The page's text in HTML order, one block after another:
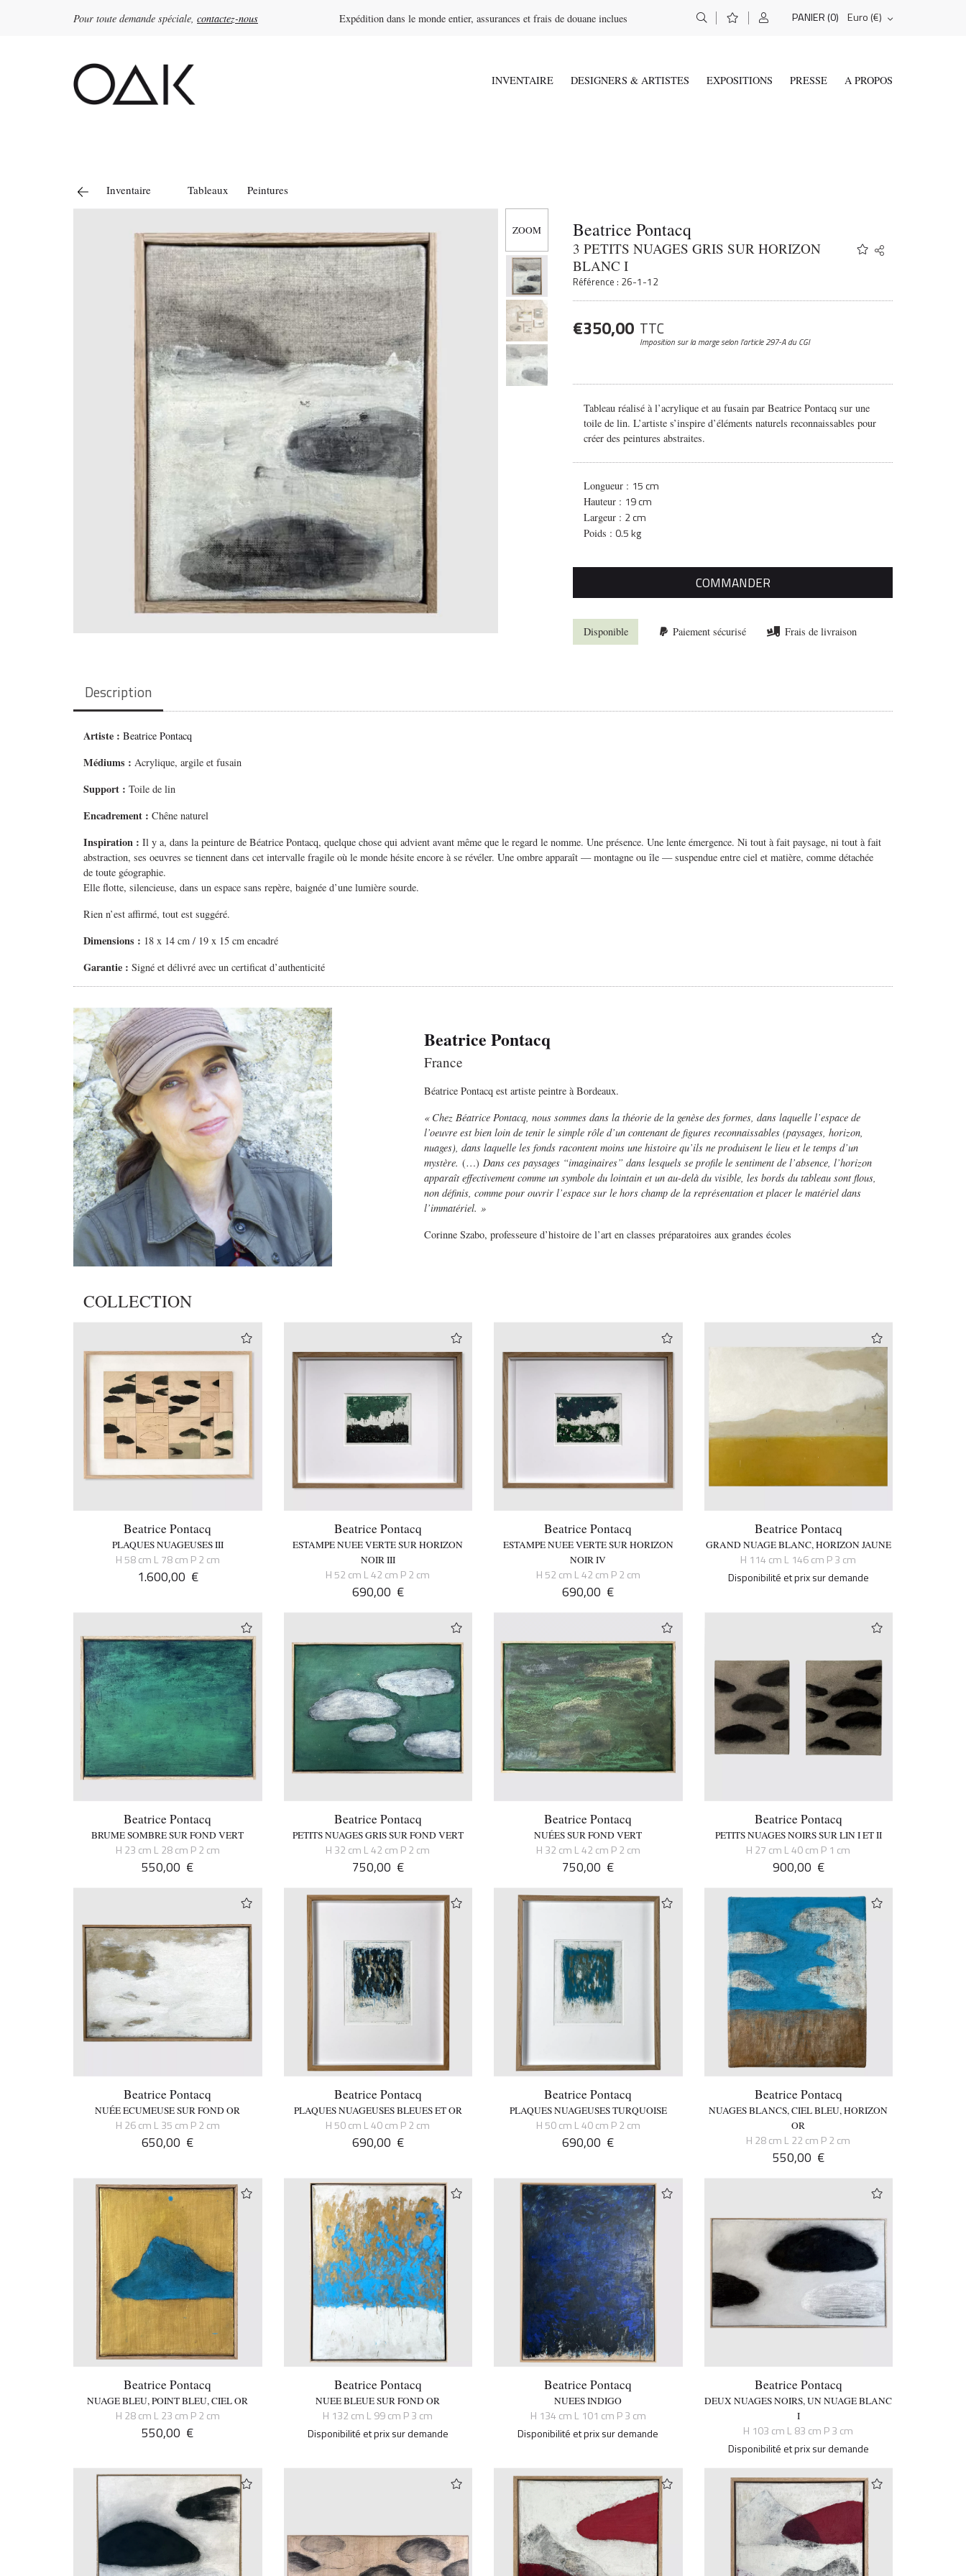
Pour toute demande spéciale, contactez-nous Expédition dans le monde entier, assurances et frais de douane inclues PANIER(0) Euro (€)
Rechercher :
INVENTAIRE DESIGNERS & ARTISTES EXPOSITIONS PRESSE A PROPOS
Inventaire Tableaux Peintures
Beatrice Pontacq
3 PETITS NUAGES GRIS SUR HORIZON
BLANC I
Référence : 26-1-12
Share
Twitter
€350,00 TTC
Imposition sur la marge selon l’article 297-A du CGI
Tableau réalisé à l’acrylique et au fusain par Beatrice Pontacq sur une
toile de lin. L’artiste s’inspire d’éléments naturels reconnaissables pour
créer des peintures abstraites.
Longueur : 15 cm
Hauteur : 19 cm
Largeur : 2 cm
Poids : 0.5 kg
COMMANDER
Disponible Paiement sécurisé Frais de livraison
Description
Artiste :Beatrice Pontacq
Médiums :Acrylique, argile et fusain
Support : Toile de lin
Encadrement : Chêne naturel
Inspiration :Il y a, dans la peinture de Béatrice Pontacq, quelque chose qui advient avant même que le regard le nomme. Une présence. Une lente émergence. Ni tout à fait paysage, ni tout à fait
abstraction, ses oeuvres se tiennent dans cet intervalle fragile où le monde hésite encore à se révéler. Une ombre apparaît — montagne ou île — suspendue entre ciel et matière, comme détachée
de toute géographie.
Elle flotte, silencieuse, dans un espace sans repère, baignée d’une lumière sourde.
Rien n’est affirmé, tout est suggéré.
Dimensions : 18 x 14 cm / 19 x 15 cm encadré
Garantie : Signé et délivré avec un certificat d’authenticité
Beatrice Pontacq
France
Béatrice Pontacq est artiste peintre à Bordeaux.
« Chez Béatrice Pontacq, nous sommes dans la théorie de la genèse des formes, dans laquelle l’espace de
l’oeuvre est bien loin de tenir le simple rôle d’un contenant de figures reconnaissables (paysages, horizon,
nuages), dans laquelle les fonds racontent moins une histoire qu’ils ne produisent le lieu et le temps d’un
mystère. (…) Dans ces paysages “imaginaires” dans lesquels se profile le sentiment de l’absence, l’horizon
apparaît effectivement comme un symbole du lointain et un au-delà du visible, les bords du tableau sont flous,
non définis, comme pour ouvrir l’espace sur le hors champ de la représentation et placer le matériel dans
l’immatériel. »
Corinne Szabo, professeure d’histoire de l’art en classes préparatoires aux grandes écoles
COLLECTION
Beatrice Pontacq
PLAQUES NUAGEUSES III
H 58 cm L 78 cm P 2 cm
1.600,00 €
Beatrice Pontacq
ESTAMPE NUEE VERTE SUR HORIZON
NOIR III
H 52 cm L 42 cm P 2 cm
690,00 €
Beatrice Pontacq
ESTAMPE NUEE VERTE SUR HORIZON
NOIR IV
H 52 cm L 42 cm P 2 cm
690,00 €
Beatrice Pontacq
GRAND NUAGE BLANC, HORIZON JAUNE
H 114 cm L 146 cm P 3 cm
Disponibilité et prix sur demande
Beatrice Pontacq
BRUME SOMBRE SUR FOND VERT
H 23 cm L 28 cm P 2 cm
550,00 €
Beatrice Pontacq
PETITS NUAGES GRIS SUR FOND VERT
H 32 cm L 42 cm P 2 cm
750,00 €
Beatrice Pontacq
NUÉES SUR FOND VERT
H 32 cm L 42 cm P 2 cm
750,00 €
Beatrice Pontacq
PETITS NUAGES NOIRS SUR LIN I ET II
H 27 cm L 40 cm P 1 cm
900,00 €
Beatrice Pontacq
NUÉE ECUMEUSE SUR FOND OR
H 26 cm L 35 cm P 2 cm
650,00 €
Beatrice Pontacq
PLAQUES NUAGEUSES BLEUES ET OR
H 50 cm L 40 cm P 2 cm
690,00 €
Beatrice Pontacq
PLAQUES NUAGEUSES TURQUOISE
H 50 cm L 40 cm P 2 cm
690,00 €
Beatrice Pontacq
NUAGES BLANCS, CIEL BLEU, HORIZON
OR
H 28 cm L 22 cm P 2 cm
550,00 €
Beatrice Pontacq
NUAGE BLEU, POINT BLEU, CIEL OR
H 28 cm L 23 cm P 2 cm
550,00 €
Beatrice Pontacq
NUEE BLEUE SUR FOND OR
H 132 cm L 99 cm P 3 cm
Disponibilité et prix sur demande
Beatrice Pontacq
NUEES INDIGO
H 134 cm L 101 cm P 3 cm
Disponibilité et prix sur demande
Beatrice Pontacq
DEUX NUAGES NOIRS, UN NUAGE BLANC
I
H 103 cm L 83 cm P 3 cm
Disponibilité et prix sur demande